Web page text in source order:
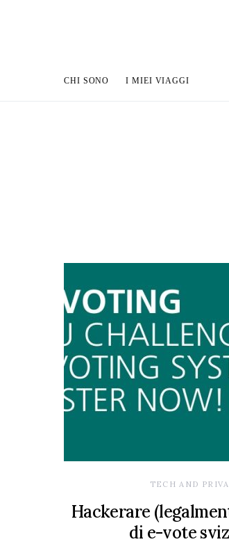
CHI SONO I MIEI VIAGGI
TECH AND
Hackerare
di e-vote